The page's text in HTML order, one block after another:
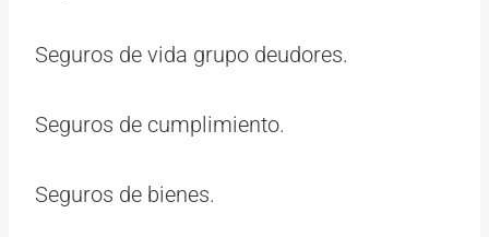
Seguros de vida grupo deudores.
Seguros de cumplimiento.
Seguros de bienes.